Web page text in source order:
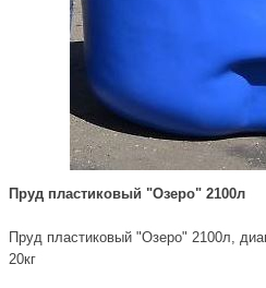
Пруд пластиковый "Озеро" 2100л
Пруд пластиковый "Озеро" 2100л,
20кг